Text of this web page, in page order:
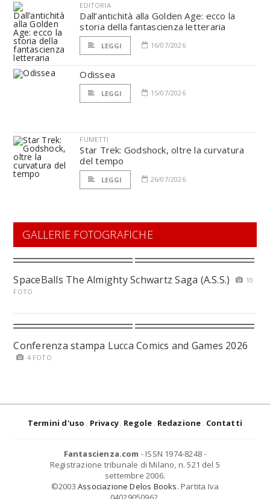
EDITORIA
Dall’antichità alla Golden Age: ecco la
storia della fantascienza letteraria
LEGGI 16/07/2026
Odissea
LEGGI 15/07/2026
FUMETTI
Star Trek: Godshock, oltre la curvatura
del tempo
LEGGI 26/07/2026
GALLERIE FOTOGRAFICHE
SpaceBalls The Almighty Schwartz Saga (A.S.S.)
10
FOTO
Conferenza stampa Lucca Comics and Games 2026
4 FOTO
Termini d'uso Privacy Regole Redazione Contatti
Fantascienza.com - ISSN 1974-8248 -
Registrazione tribunale di Milano, n. 521 del 5
settembre 2006.
©2003 Associazione Delos Books. Partita Iva